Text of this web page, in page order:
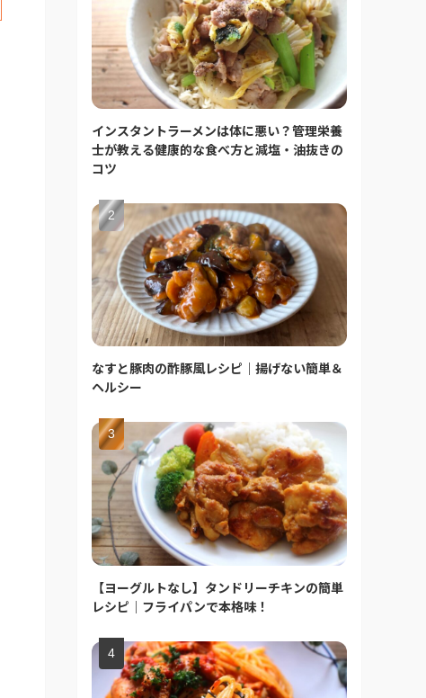
インスタントラーメンは体に悪い？管理栄養
士が教える健康的な食べ方と減塩・油抜きの
コツ
なすと豚肉の酢豚風レシピ｜揚げない簡単＆
ヘルシー
【ヨーグルトなし】タンドリーチキンの簡単
レシピ｜フライパンで本格味！